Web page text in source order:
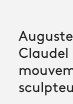
Creators
À la une
Participer et
Claudel